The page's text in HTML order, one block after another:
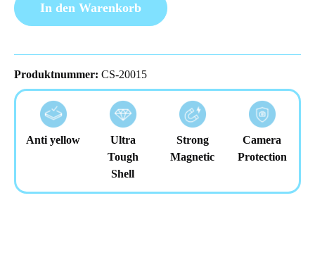
In den Warenkorb
Produktnummer: CS-20015
Anti yellow
Ultra
Tough
Shell
Strong
Magnetic
Camera
Protection